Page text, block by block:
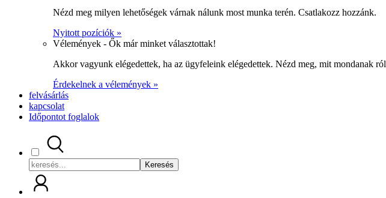
Nézd meg milyen lehetőségek várnak nálunk most munka terén. Csatlakozz hozzánk.
Nyitott pozíciók »
Vélemények - Ők már minket választottak!
Akkor vagyunk elégedettek, ha az ügyfeleink elégedettek. Nézd meg, mit mondanak
Érdekelnek a vélemények »
felvásárlás
kapcsolat
Időpontot foglalok
Keresés